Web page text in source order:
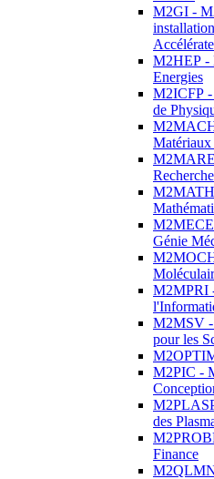
M2GI -
M2HEP -
Energies
M2ICFP -
de
Matériaux
Recherche
Génie
M2MPRI
M2MSV -
pour les
M2PIC -
des
Finance